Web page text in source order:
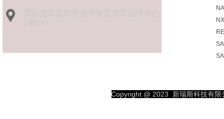
Copyright @ 2023 新瑞斯科技有